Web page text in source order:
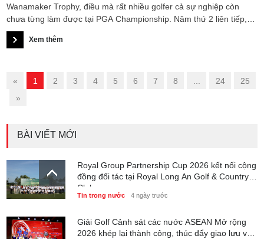
Wanamaker Trophy, điều mà rất nhiều golfer cả sự nghiệp còn
chưa từng làm được tại PGA Championship. Năm thứ 2 liên tiếp,
anh vươn lên đồng dẫn đầu ở vòng cuối. Nhưng cũng năm thứ 2
liên tiếp, việc thực sự giữ chặt chiếc cúp lớn nhất của làng golf lại
Xem thêm
« 1 2 3 4 5 6 7 8 ... 24
25
»
BÀI VIẾT MỚI
Royal Group Partnership Cup 2026 kết nối cộng
đồng đối tác tại Royal Long An Golf & Country
Club
Tin trong nước 4 ngày trước
Giải Golf Cảnh sát các nước ASEAN Mở rộng
2026 khép lại thành công, thúc đẩy giao lưu và